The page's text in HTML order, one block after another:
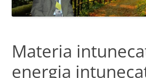
Materia
energia